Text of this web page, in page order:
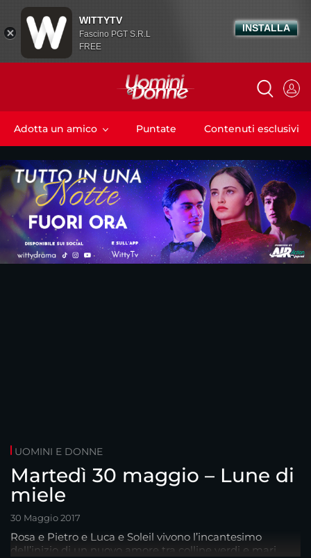
Adotta un amico Puntate Contenuti esclusivi
UOMINI E DONNE
Martedì 30 maggio – Lune di
miele
30 Maggio 2017
Rosa e Pietro e Luca e Soleil vivono l’incantesimo
dell’inizio di un nuovo amore tra colline verdi e mari
WITTYTV
Fascino PGT S.R.L
FREE
INSTALLA